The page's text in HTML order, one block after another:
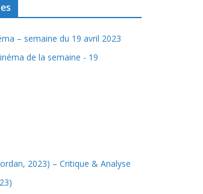
– semaine du 19 avril 2023
2023) – Critique & Analyse